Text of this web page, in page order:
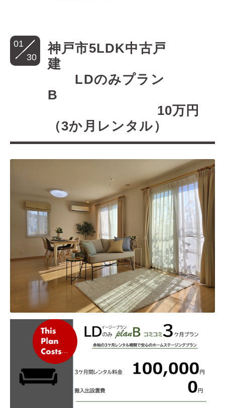
01
30
神戸市5LDK中古戸
建
LDのみプラン
B
10万円
（3か月レンタル）